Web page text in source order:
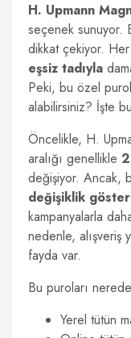
H. Upmann
seçenek sunuyor.
dikkat çekiyor.
eşsiz tadıyla
Peki, bu özel
alabilirsiniz? İşte
Öncelikle, H.
aralığı genellikle
değişiyor. Ancak,
değişiklik
kampanyalarla
nedenle, alışveriş
fayda var.
Bu puroları
Yerel tütün